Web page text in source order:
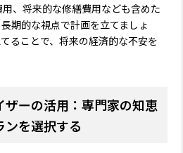
、将来的な修繕費用なども含めた
期的な視点で計画を立てましょ
ることで、将来の経済的な不安を
ザーの活用：専門家の知恵
ンを選択する